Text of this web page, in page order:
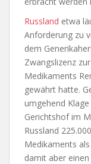
Russland etwa
Anforderung zu
dem
Zwangslizenz
Medikaments
gewährt hatte.
umgehend
Gerichtshof im
Russland
Medikaments
damit aber